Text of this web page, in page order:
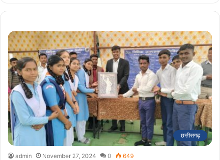
छत्तीसगढ़
admin November 27, 2024 0 649